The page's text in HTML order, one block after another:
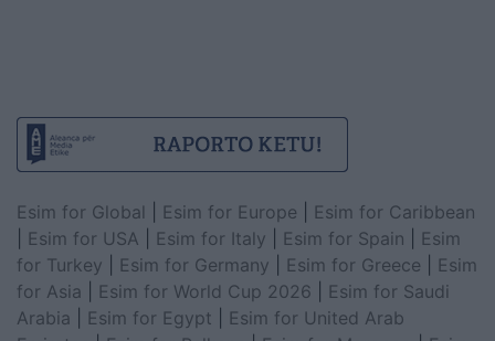
Esim for Global Esim for Europe
Esim for Caribbean
Esim for USA Esim for Italy Esim for Spain
Esim
for Turkey
Esim for Germany Esim for Greece
Esim
for Asia
Esim for World Cup 2026
Esim for Saudi
Arabia
Esim for Egypt
Esim for United Arab